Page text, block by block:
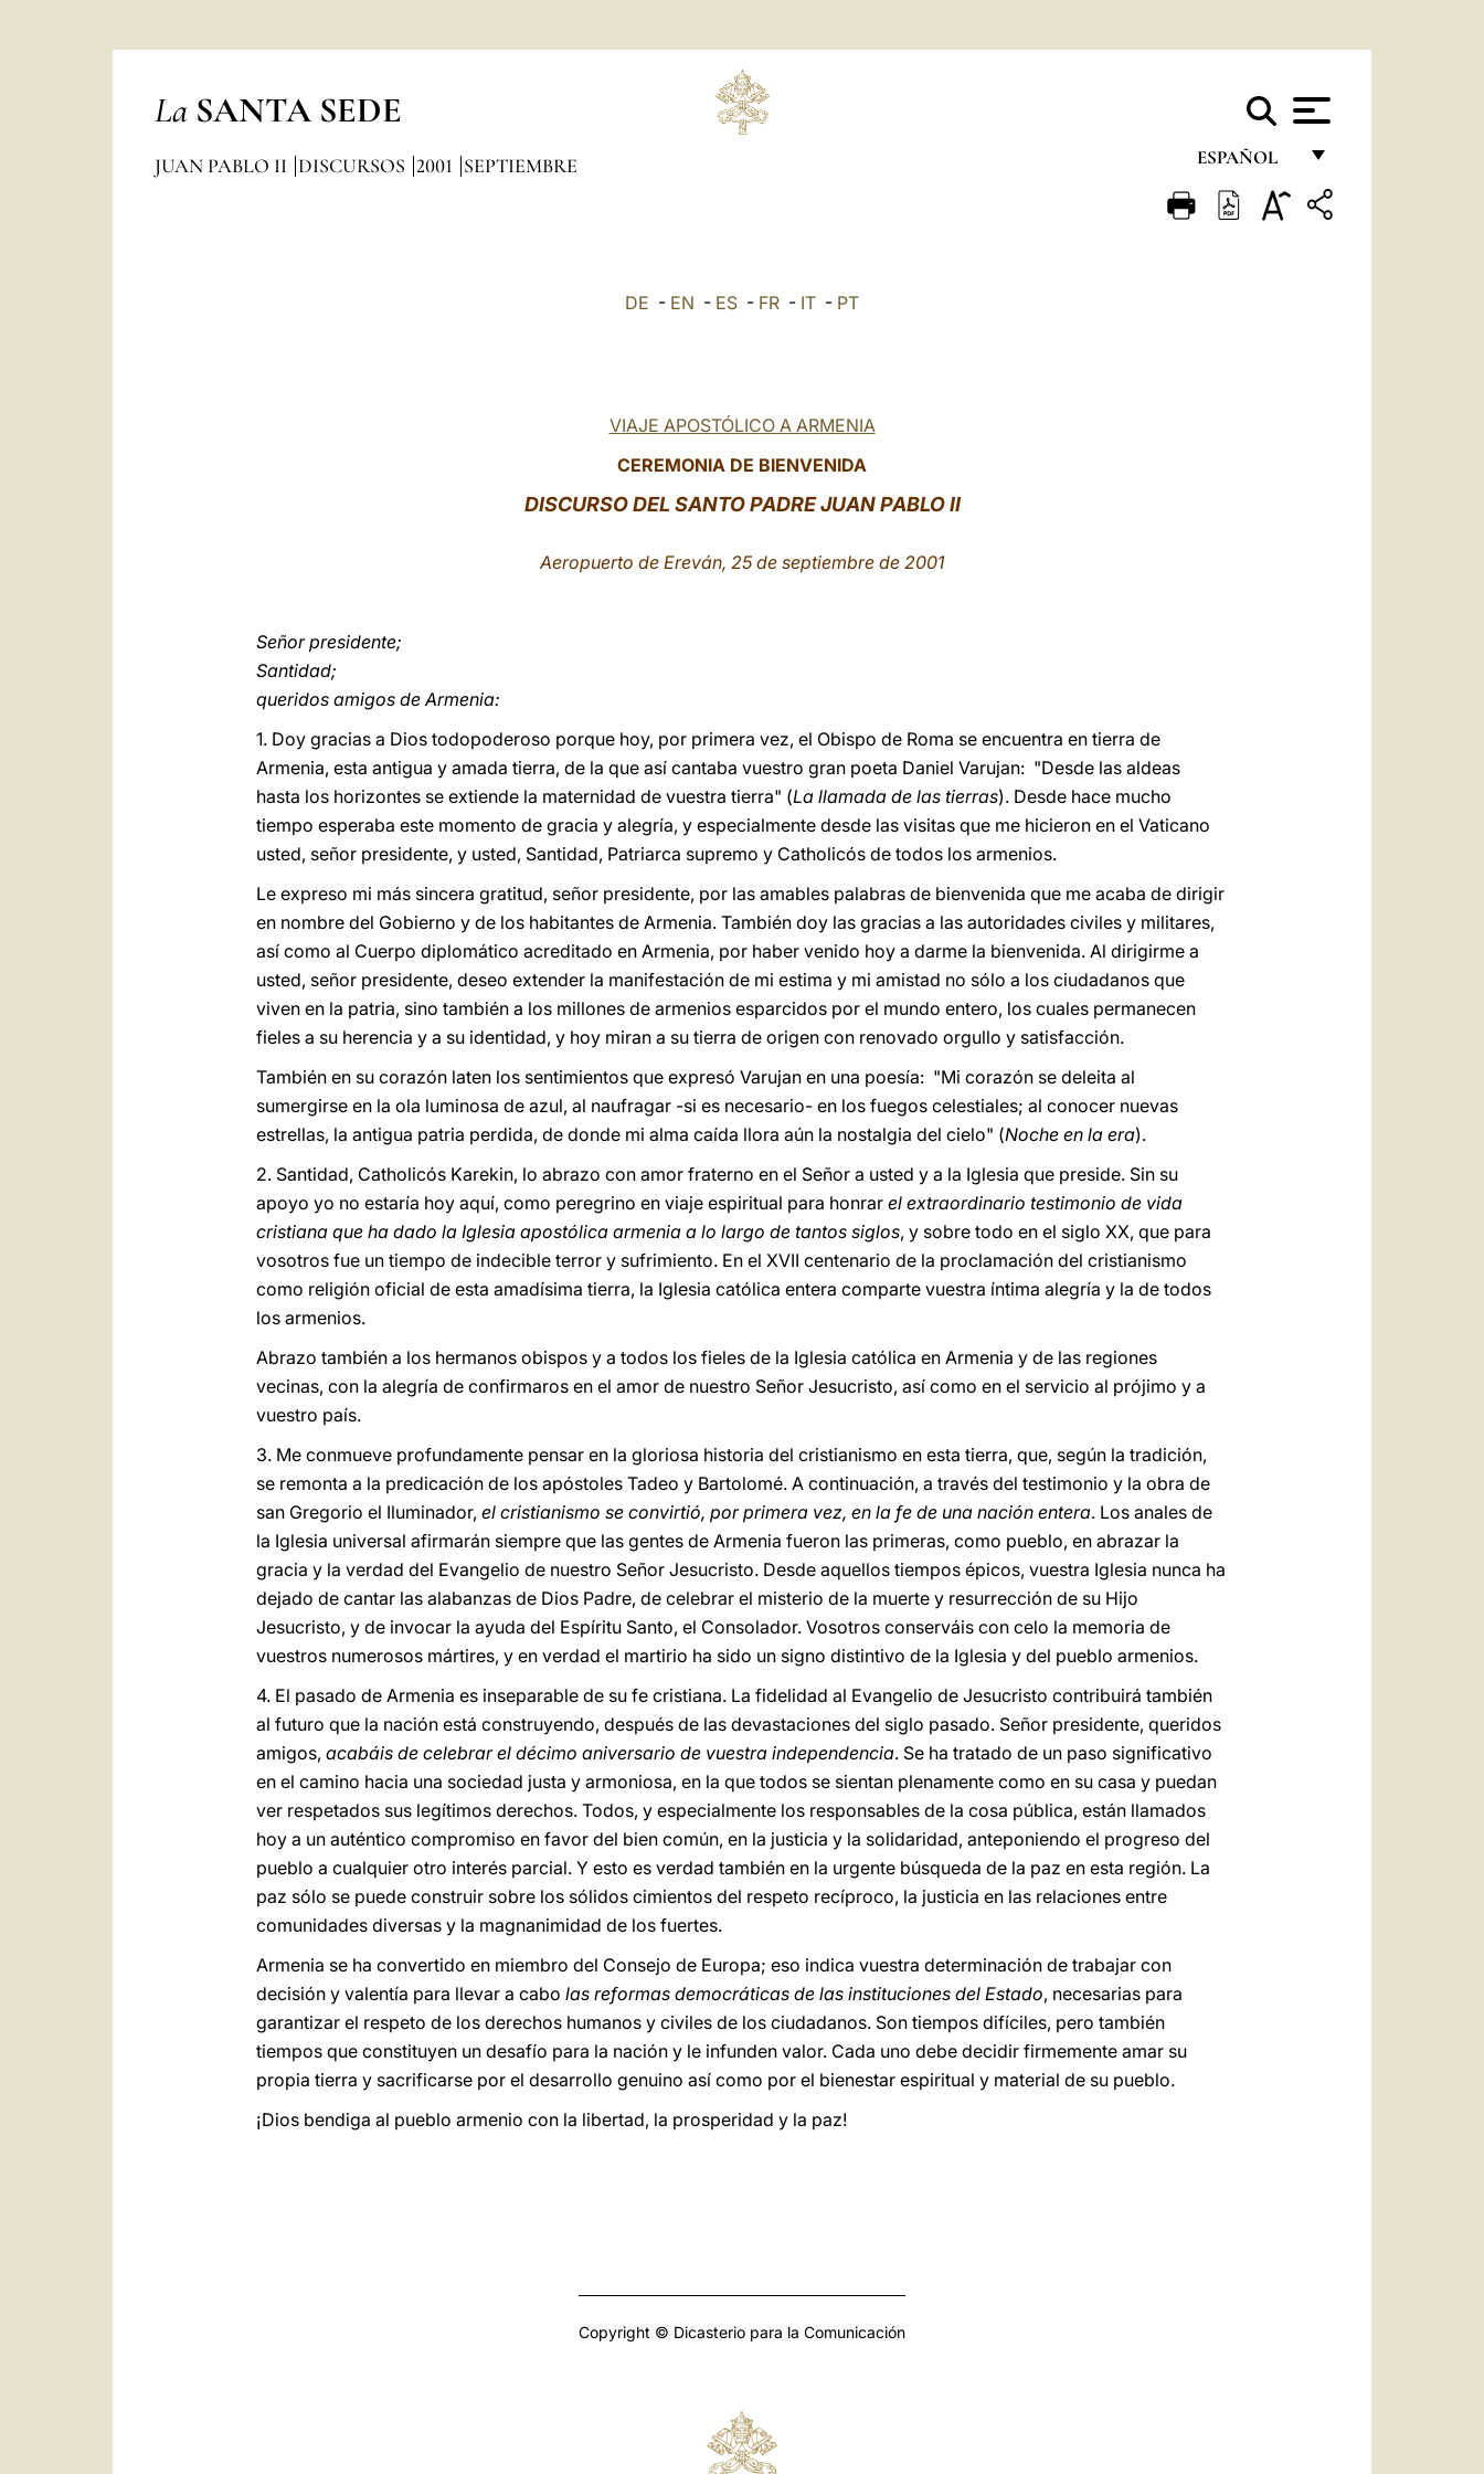
La SANTA SEDE
ESPAÑOL
FRANÇAIS
JUAN PABLO II DISCURSOS 2001 SEPTIEMBRE
DE - EN - ES - FR - IT - PT
VIAJE APOSTÓLICO A ARMENIA
CEREMONIA DE BIENVENIDA
DISCURSO DEL SANTO PADRE JUAN PABLO II
Aeropuerto de Ereván, 25 de septiembre de 2001
Señor presidente;
Santidad;
queridos amigos de Armenia:
1. Doy gracias a Dios todopoderoso porque hoy, por primera vez, el Obispo de Roma se encuentra en tierra de
Armenia, esta antigua y amada tierra, de la que así cantaba vuestro gran poeta Daniel Varujan: "Desde las aldeas
hasta los horizontes se extiende la maternidad de vuestra tierra" (La llamada de las tierras). Desde hace mucho
tiempo esperaba este momento de gracia y alegría, y especialmente desde las visitas que me hicieron en el Vaticano
usted, señor presidente, y usted, Santidad, Patriarca supremo y Catholicós de todos los armenios.
Le expreso mi más sincera gratitud, señor presidente, por las amables palabras de bienvenida que me acaba de dirigir
en nombre del Gobierno y de los habitantes de Armenia. También doy las gracias a las autoridades civiles y militares,
así como al Cuerpo diplomático acreditado en Armenia, por haber venido hoy a darme la bienvenida. Al dirigirme a
usted, señor presidente, deseo extender la manifestación de mi estima y mi amistad no sólo a los ciudadanos que
viven en la patria, sino también a los millones de armenios esparcidos por el mundo entero, los cuales permanecen
fieles a su herencia y a su identidad, y hoy miran a su tierra de origen con renovado orgullo y satisfacción.
También en su corazón laten los sentimientos que expresó Varujan en una poesía: "Mi corazón se deleita al
sumergirse en la ola luminosa de azul, al naufragar -si es necesario- en los fuegos celestiales; al conocer nuevas
estrellas, la antigua patria perdida, de donde mi alma caída llora aún la nostalgia del cielo" (Noche en la era).
2. Santidad, Catholicós Karekin, lo abrazo con amor fraterno en el Señor a usted y a la Iglesia que preside. Sin su
apoyo yo no estaría hoy aquí, como peregrino en viaje espiritual para honrar el extraordinario testimonio de vida
cristiana que ha dado la Iglesia apostólica armenia a lo largo de tantos siglos, y sobre todo en el siglo XX, que para
vosotros fue un tiempo de indecible terror y sufrimiento. En el XVII centenario de la proclamación del cristianismo
como religión oficial de esta amadísima tierra, la Iglesia católica entera comparte vuestra íntima alegría y la de todos
los armenios.
Abrazo también a los hermanos obispos y a todos los fieles de la Iglesia católica en Armenia y de las regiones
vecinas, con la alegría de confirmaros en el amor de nuestro Señor Jesucristo, así como en el servicio al prójimo y a
vuestro país.
3. Me conmueve profundamente pensar en la gloriosa historia del cristianismo en esta tierra, que, según la tradición,
se remonta a la predicación de los apóstoles Tadeo y Bartolomé. A continuación, a través del testimonio y la obra de
san Gregorio el Iluminador, el cristianismo se convirtió, por primera vez, en la fe de una nación entera. Los anales de
la Iglesia universal afirmarán siempre que las gentes de Armenia fueron las primeras, como pueblo, en abrazar la
gracia y la verdad del Evangelio de nuestro Señor Jesucristo. Desde aquellos tiempos épicos, vuestra Iglesia nunca ha
dejado de cantar las alabanzas de Dios Padre, de celebrar el misterio de la muerte y resurrección de su Hijo
Jesucristo, y de invocar la ayuda del Espíritu Santo, el Consolador. Vosotros conserváis con celo la memoria de
vuestros numerosos mártires, y en verdad el martirio ha sido un signo distintivo de la Iglesia y del pueblo armenios.
4. El pasado de Armenia es inseparable de su fe cristiana. La fidelidad al Evangelio de Jesucristo contribuirá también
al futuro que la nación está construyendo, después de las devastaciones del siglo pasado. Señor presidente, queridos
amigos, acabáis de celebrar el décimo aniversario de vuestra independencia. Se ha tratado de un paso significativo
en el camino hacia una sociedad justa y armoniosa, en la que todos se sientan plenamente como en su casa y puedan
ver respetados sus legítimos derechos. Todos, y especialmente los responsables de la cosa pública, están llamados
hoy a un auténtico compromiso en favor del bien común, en la justicia y la solidaridad, anteponiendo el progreso del
pueblo a cualquier otro interés parcial. Y esto es verdad también en la urgente búsqueda de la paz en esta región. La
paz sólo se puede construir sobre los sólidos cimientos del respeto recíproco, la justicia en las relaciones entre
comunidades diversas y la magnanimidad de los fuertes.
Armenia se ha convertido en miembro del Consejo de Europa; eso indica vuestra determinación de trabajar con
decisión y valentía para llevar a cabo las reformas democráticas de las instituciones del Estado, necesarias para
garantizar el respeto de los derechos humanos y civiles de los ciudadanos. Son tiempos difíciles, pero también
tiempos que constituyen un desafío para la nación y le infunden valor. Cada uno debe decidir firmemente amar su
propia tierra y sacrificarse por el desarrollo genuino así como por el bienestar espiritual y material de su pueblo.
¡Dios bendiga al pueblo armenio con la libertad, la prosperidad y la paz!
Copyright © Dicasterio para la Comunicación